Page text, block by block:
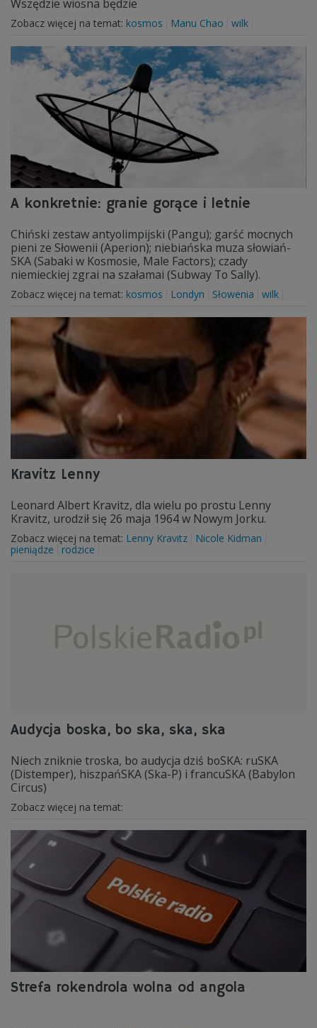
Wszędzie wiosna będzie
Zobacz więcej na temat: kosmos Manu Chao wilk
A konkretnie: granie gorące i letnie
Chiński zestaw antyolimpijski (Pangu); garść mocnych
pieni ze Słowenii (Aperion); niebiańska muza słowiań-
SKA (Sabaki w Kosmosie, Male Factors); czady
niemieckiej zgrai na szałamai (Subway To Sally).
Zobacz więcej na temat: kosmos Londyn Słowenia wilk
Kravitz Lenny
Leonard Albert Kravitz, dla wielu po prostu Lenny
Kravitz, urodził się 26 maja 1964 w Nowym Jorku.
Zobacz więcej na temat: Lenny Kravitz
Nicole Kidman
pieniądze
rodzice
Audycja boska, bo ska, ska, ska
Niech zniknie troska, bo audycja dziś boSKA: ruSKA
(Distemper), hiszpańSKA (Ska-P) i francuSKA (Babylon
Circus)
Zobacz więcej na temat:
Strefa rokendrola wolna od angola